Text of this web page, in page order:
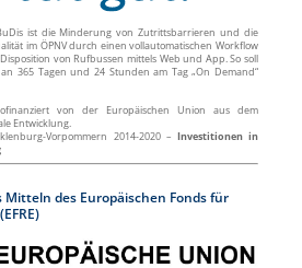
ist die Minderung von Zutrittsbarrieren und die
im ÖPNV durch einen vollautomatischen Workflow
von Rufbussen mittels Web und App. So soll
365 Tagen und 24 Stunden am Tag „On Demand“
von der Europäischen Union aus dem
Entwicklung.
Vorpommern 2014-2020 – Investitionen in
des Europäischen Fonds für